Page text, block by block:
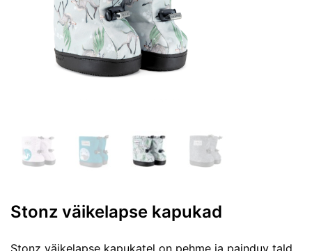
Stonz väikelapse kapukad
Stonz väikelapse kapukatel on pehme ja painduv tald,